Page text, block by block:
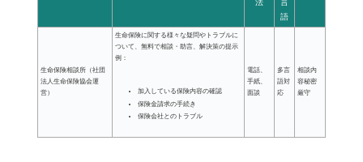
法
言
語
生命保険相談所（社団
法人生命保険協会運
営）
生命保険に関する様々な疑問やトラブルに
ついて、無料で相談・助言、解決策の提示
例：
加入している保険内容の確認
保険金請求の手続き
保険会社とのトラブル
電話、
手紙、
面談
多言
語対
応
相談内
容秘密
厳守